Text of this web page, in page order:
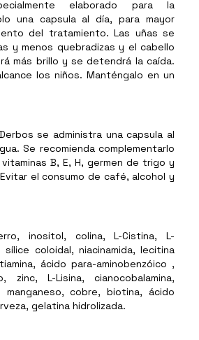
elaborado para la
una capsula al día, para mayor
del tratamiento. Las uñas se
y menos quebradizas y el cabello
más brillo y se detendrá la caída.
los niños. Manténgalo en un
se administra una capsula al
Se recomienda complementarlo
B, E, H, germen de trigo y
el consumo de café, alcohol y
inositol, colina, L-Cistina, L-
sílice coloidal, niacinamida, lecitina
ácido para-aminobenzóico ,
zinc, L-Lisina, cianocobalamina,
cobre, biotina, ácido
gelatina hidrolizada.